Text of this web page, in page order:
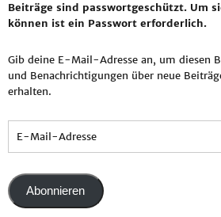
Beiträge sind passwortgeschützt. Um
können ist ein Passwort erforderlich.
Gib deine E-Mail-Adresse an, um diesen
und Benachrichtigungen über neue
erhalten.
Abonnieren